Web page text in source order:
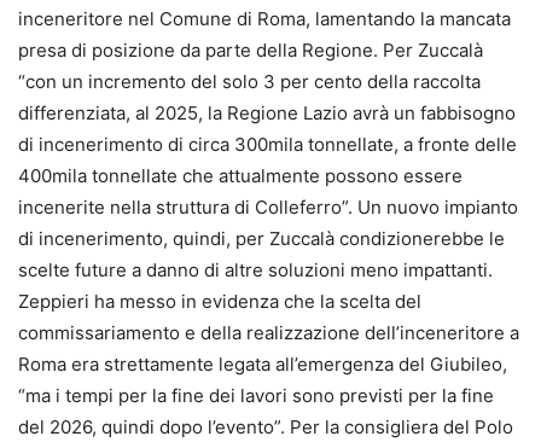
inceneritore nel Comune di Roma, lamentando la mancata
presa di posizione da parte della Regione. Per Zuccalà
“con un incremento del solo 3 per cento della raccolta
differenziata, al 2025, la Regione Lazio avrà un fabbisogno
di incenerimento di circa 300mila tonnellate, a fronte delle
400mila tonnellate che attualmente possono essere
incenerite nella struttura di Colleferro”. Un nuovo impianto
di incenerimento, quindi, per Zuccalà condizionerebbe le
scelte future a danno di altre soluzioni meno impattanti.
Zeppieri ha messo in evidenza che la scelta del
commissariamento e della realizzazione dell’inceneritore a
Roma era strettamente legata all’emergenza del Giubileo,
“ma i tempi per la fine dei lavori sono previsti per la fine
del 2026, quindi dopo l’evento”. Per la consigliera del Polo